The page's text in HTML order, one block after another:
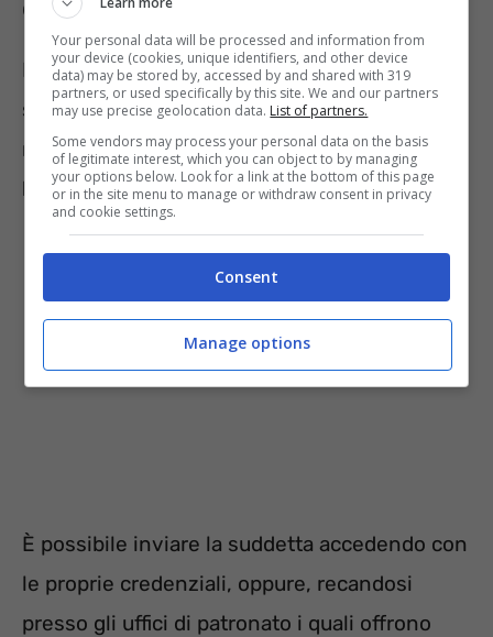
caso di pensione di reversibilità
La domanda per gli assegno familiari al
superstite bisogna inoltrarla esclusivamente
mediante la modalità telematicasul sito
INPS.
È possibile inviare la suddetta accedendo con
le proprie credenziali, oppure, recandosi
presso gli uffici di patronato i quali offrono
Your personal data will be processed and information from
your device (cookies, unique identifiers, and other device
data) may be stored by, accessed by and shared with 319
partners, or used specifically by this site. We and our partners
may use precise geolocation data. List of partners.
Some vendors may process your personal data on the basis
of legitimate interest, which you can object to by managing
your options below. Look for a link at the bottom of this page
or in the site menu to manage or withdraw consent in privacy
and cookie settings.
Consent
Manage options